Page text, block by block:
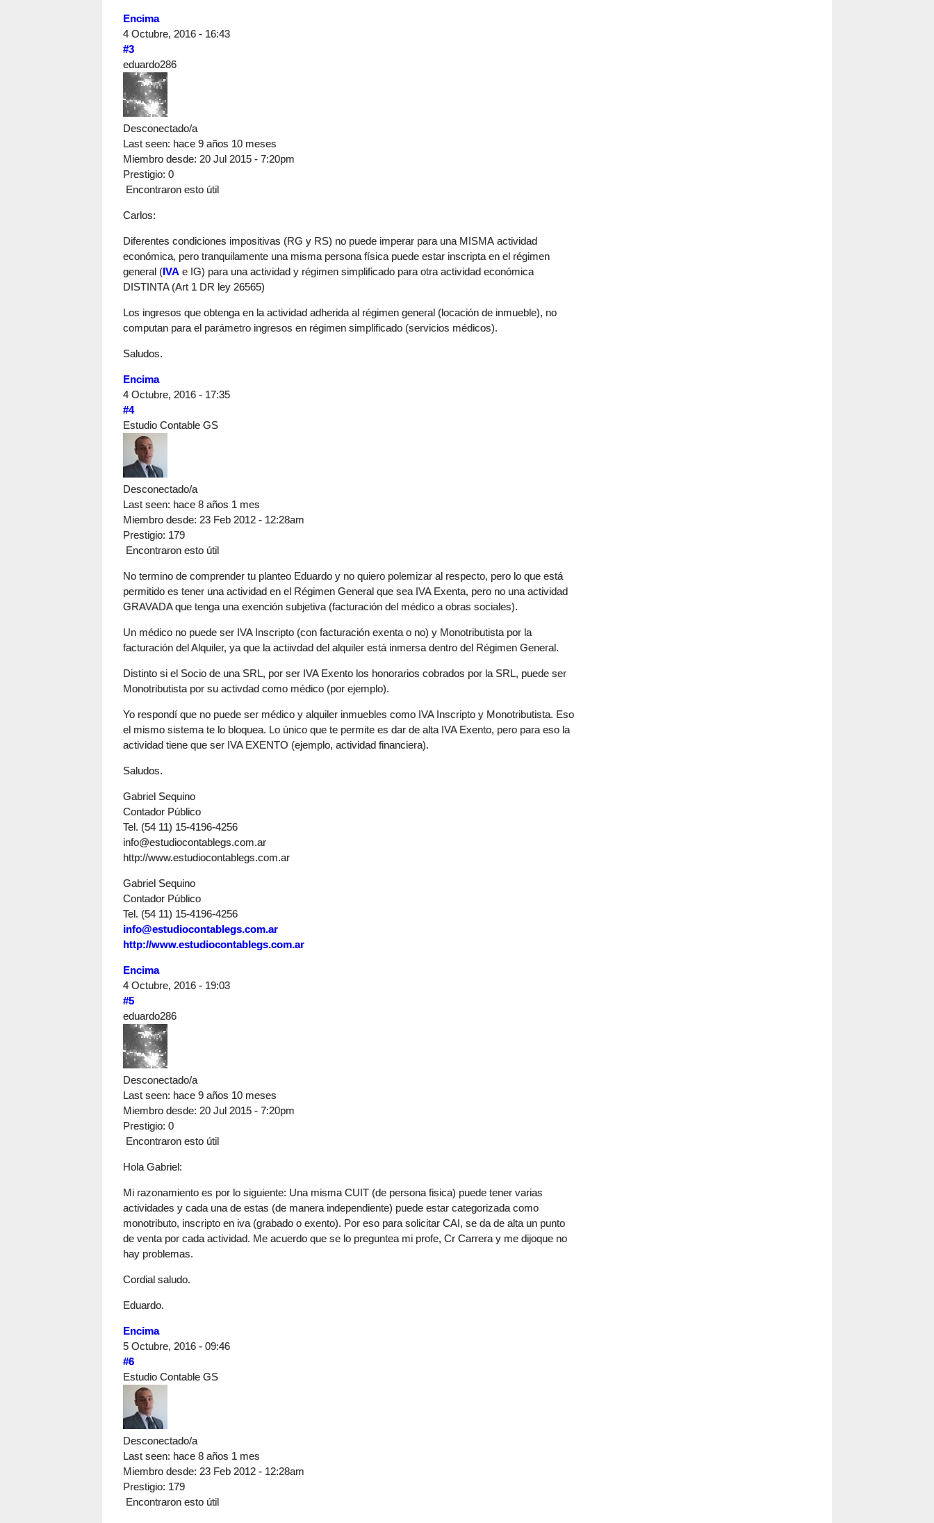
Encima
4 Octubre, 2016 - 16:43
#3
eduardo286
Desconectado/a
Last seen: hace 9 años 10 meses
Miembro desde: 20 Jul 2015 - 7:20pm
Prestigio: 0
Encontraron esto útil
Carlos:
Diferentes condiciones impositivas (RG y RS) no puede imperar para una MISMA actividad
económica, pero tranquilamente una misma persona física puede estar inscripta en el régimen
general (IVA e IG) para una actividad y régimen simplificado para otra actividad económica
DISTINTA (Art 1 DR ley 26565)
Los ingresos que obtenga en la actividad adherida al régimen general (locación de inmueble), no
computan para el parámetro ingresos en régimen simplificado (servicios médicos).
Saludos.
Encima
4 Octubre, 2016 - 17:35
#4
Estudio Contable GS
Desconectado/a
Last seen: hace 8 años 1 mes
Miembro desde: 23 Feb 2012 - 12:28am
Prestigio: 179
Encontraron esto útil
No termino de comprender tu planteo Eduardo y no quiero polemizar al respecto, pero lo que está
permitido es tener una actividad en el Régimen General que sea IVA Exenta, pero no una actividad
GRAVADA que tenga una exención subjetiva (facturación del médico a obras sociales).
Un médico no puede ser IVA Inscripto (con facturación exenta o no) y Monotributista por la
facturación del Alquiler, ya que la actiivdad del alquiler está inmersa dentro del Régimen General.
Distinto si el Socio de una SRL, por ser IVA Exento los honorarios cobrados por la SRL, puede ser
Monotributista por su activdad como médico (por ejemplo).
Yo respondí que no puede ser médico y alquiler inmuebles como IVA Inscripto y Monotributista. Eso
el mismo sistema te lo bloquea. Lo único que te permite es dar de alta IVA Exento, pero para eso la
actividad tiene que ser IVA EXENTO (ejemplo, actividad financiera).
Saludos.
Gabriel Sequino
Contador Público
Tel. (54 11) 15-4196-4256
info@estudiocontablegs.com.ar
http://www.estudiocontablegs.com.ar
Gabriel Sequino
Contador Público
Tel. (54 11) 15-4196-4256
info@estudiocontablegs.com.ar
http://www.estudiocontablegs.com.ar
Encima
4 Octubre, 2016 - 19:03
#5
eduardo286
Desconectado/a
Last seen: hace 9 años 10 meses
Miembro desde: 20 Jul 2015 - 7:20pm
Prestigio: 0
Encontraron esto útil
Hola Gabriel:
Mi razonamiento es por lo siguiente: Una misma CUIT (de persona fisica) puede tener varias
actividades y cada una de estas (de manera independiente) puede estar categorizada como
monotributo, inscripto en iva (grabado o exento). Por eso para solicitar CAI, se da de alta un punto
de venta por cada actividad. Me acuerdo que se lo preguntea mi profe, Cr Carrera y me dijoque no
hay problemas.
Cordial saludo.
Eduardo.
Encima
5 Octubre, 2016 - 09:46
#6
Estudio Contable GS
Desconectado/a
Last seen: hace 8 años 1 mes
Miembro desde: 23 Feb 2012 - 12:28am
Prestigio: 179
Encontraron esto útil